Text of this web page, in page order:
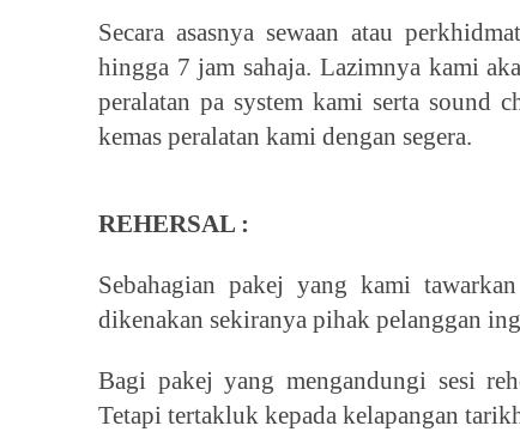
Secara asasnya sewaan atau
hingga 7 jam sahaja. Lazimnya kami
peralatan pa system kami serta sound
kemas peralatan kami dengan segera.
REHERSAL :
Sebahagian pakej yang kami
dikenakan sekiranya pihak pelanggan
Bagi pakej yang mengandungi sesi
Tetapi tertakluk kepada kelapangan